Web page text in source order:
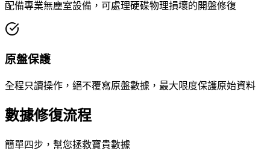
配備專業無塵室設備，可處理硬碟物理損壞的開盤修復
原盤保護
全程只讀操作，絕不覆寫原盤數據，最大限度保護原始資料
數據修復流程
簡單四步，幫您拯救寶貴數據